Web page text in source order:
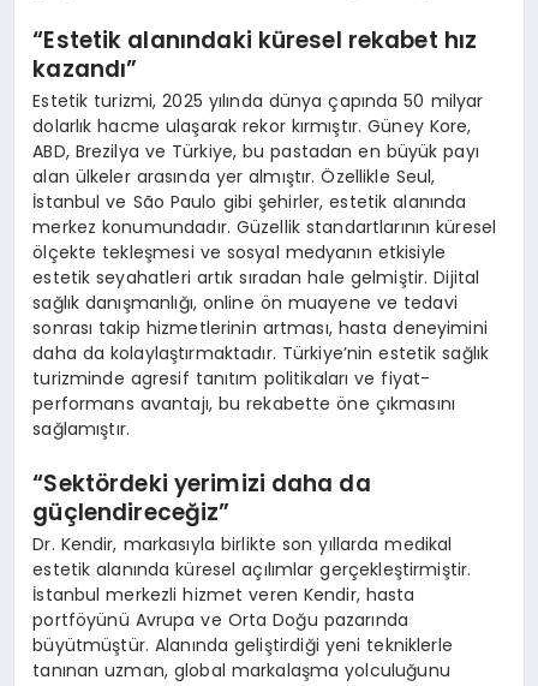
“Estetik alanındaki küresel rekabet hız
kazandı”
Estetik turizmi, 2025 yılında dünya çapında 50 milyar
dolarlık hacme ulaşarak rekor kırmıştır. Güney Kore,
ABD, Brezilya ve Türkiye, bu pastadan en büyük payı
alan ülkeler arasında yer almıştır. Özellikle Seul,
İstanbul ve São Paulo gibi şehirler, estetik alanında
merkez konumundadır. Güzellik standartlarının küresel
ölçekte tekleşmesi ve sosyal medyanın etkisiyle
estetik seyahatleri artık sıradan hale gelmiştir. Dijital
sağlık danışmanlığı, online ön muayene ve tedavi
sonrası takip hizmetlerinin artması, hasta deneyimini
daha da kolaylaştırmaktadır. Türkiye’nin estetik sağlık
turizminde agresif tanıtım politikaları ve fiyat-
performans avantajı, bu rekabette öne çıkmasını
sağlamıştır.
“Sektördeki yerimizi daha da
güçlendireceğiz”
Dr. Kendir, markasıyla birlikte son yıllarda medikal
estetik alanında küresel açılımlar gerçekleştirmiştir.
İstanbul merkezli hizmet veren Kendir, hasta
portföyünü Avrupa ve Orta Doğu pazarında
büyütmüştür. Alanında geliştirdiği yeni tekniklerle
tanınan uzman, global markalaşma yolculuğunu